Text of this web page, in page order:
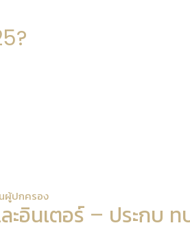
ผู้ปกครอง
ะอินเตอร์ – ประกบ